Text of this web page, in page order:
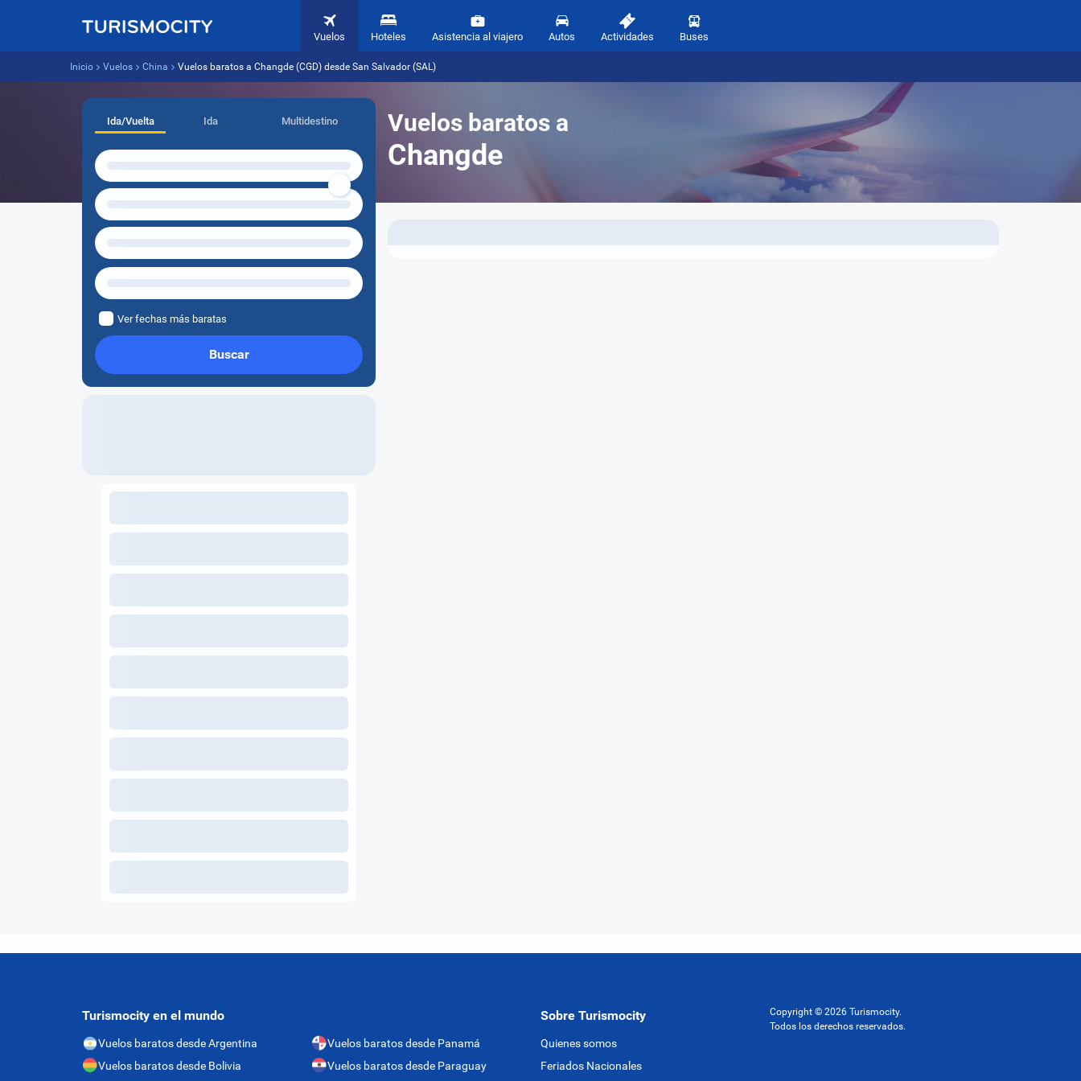
Vuelos Hoteles Asistencia al viajero Autos Actividades Buses
Inicio Vuelos China Vuelos baratos a Changde (CGD) desde San Salvador (SAL)
Vuelos baratos a
Changde
Ida/Vuelta Ida Multidestino
Ver fechas más baratas
Buscar
Turismocity en el mundo
Vuelos baratos desde Argentina
Vuelos baratos desde Bolivia
Vuelos baratos desde Panamá
Vuelos baratos desde Paraguay
Sobre Turismocity
Quienes somos
Feriados Nacionales
Copyright © 2026 Turismocity.
Todos los derechos reservados.